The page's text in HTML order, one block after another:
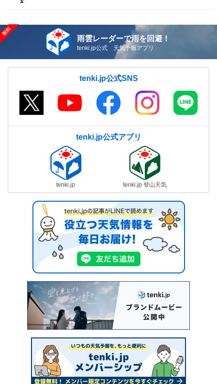
雨雲レーダーで雨を回避！
tenki.jp公式 天気予報アプリ
tenki.jp公式SNS
tenki.jp公式アプリ
tenki.jp tenki.jp 登山天気